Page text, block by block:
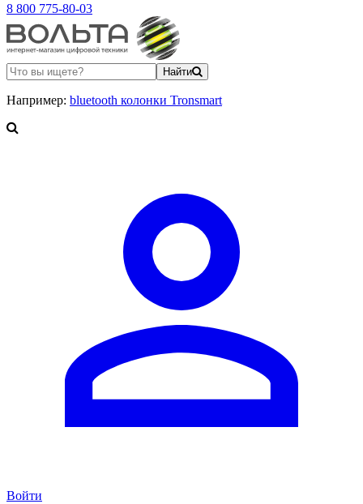
8 800 775-80-03
Найти
Например: bluetooth колонки Tronsmart
Войти